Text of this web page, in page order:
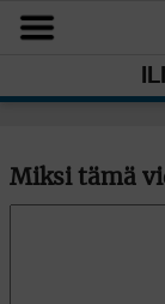
Miksi tämä